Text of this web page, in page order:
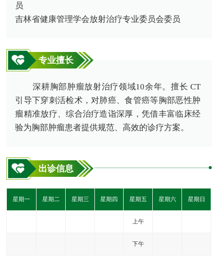
员
吉林省健康管理学会放射治疗专业委员会委员
专业擅长
深耕胸部肿瘤放射治疗领域10余年。擅长 CT
引导下穿刺活检术，对肺癌、食管癌等胸部恶性肿
瘤精准放疗、综合治疗造诣深厚，凭借丰富临床经
验为胸部肿瘤患者提供规范、高效的诊疗方案。
出诊信息
星期一 星期二 星期三 星期四 星期五 星期六 星期日
上午
下午